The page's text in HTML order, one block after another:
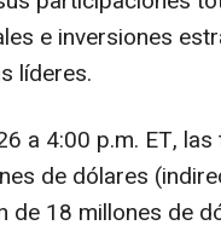
e inversiones
líderes.
a 4:00 p.m. ET, las
de dólares
de 18 millones de